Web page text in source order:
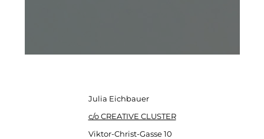
Julia Eichbauer
c/o CREATIVE CLUSTER
Viktor-Christ-Gasse 10